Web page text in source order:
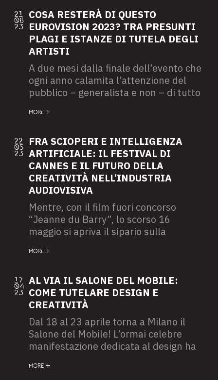
sgranati dei fortunati spettatori.
e facilitando l’interazione fra utenti su
svariate piattaforme.
21
06
23
COSA RESTERÀ DI QUESTO
EUROVISION 2023? TRA PRESUNTI
PLAGI E ISTANZE DI TUTELA DEGLI
ARTISTI
A due mesi dalla finale dell’evento che
ogni anno calamita l’attenzione del
pubblico – generalista e non – di tutto
anche australiano), tenutosi a
ospitare la kermesse da parte
dell’Ucraina, patria dei Kalush
Orchestra, che avevano vinto
l’edizione 2022 con la hit “Stefania”,
quale è l’eredità della
sessantasettesima edizione
dell’Eurovision Song Contest?
MORE
22
05
23
FRA SCIOPERI E INTELLIGENZA
ARTIFICIALE: IL FESTIVAL DI
CANNES E IL FUTURO DELLA
CREATIVITÀ NELL’INDUSTRIA
AUDIOVISIVA
Mentre, con il film fuori concorso
“Jeanne du Barry”, lo scorso 16
maggio si apriva il sipario sulla
del Cinema di Cannes, dall’altro lato
settimana di sciopero per gli aderenti
alla Writers Guild of America (WGA)
ossia il sindacato statunitense degli
sceneggiatori, e non si può far altro
che chiedersi se e come le istanze dei
creativi potranno trovare spazio anche
sul palcoscenico internazionale fornito
dalla Croisette.
MORE
17
04
23
AL VIA IL SALONE DEL MOBILE:
COME TUTELARE DESIGN E
CREATIVITÀ
Dal 18 al 23 aprile torna a Milano il
Salone del Mobile! L’ormai celebre
manifestazione dedicata al design ha
iconici della città con innovative
MORE